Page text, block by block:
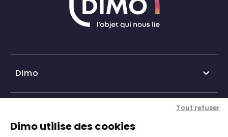
Dimo utilise des cookies
Tout refuser
Dimo 
Historique DIMO
